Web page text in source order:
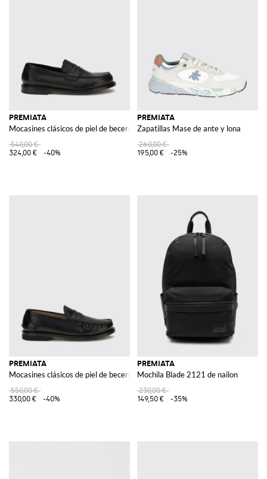
PREMIATA
Mocasines clásicos de piel de becerro con antifaz y suela de cuero
540,00 €
324,00 €
-40%
PREMIATA
Zapatillas Mase de ante y lona
260,00 €
195,00 €
-25%
PREMIATA
Mocasines clásicos de piel de becerro con antifaz y suela de cuero
550,00 €
330,00 €
-40%
PREMIATA
Mochila Blade 2121 de nailon
230,00 €
149,50 €
-35%